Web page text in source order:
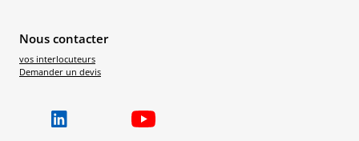
Nous contacter
vos interlocuteurs
Demander un devis